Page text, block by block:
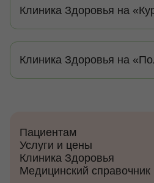
Клиника Здоровья на
Клиника Здоровья на
Пациентам
Услуги и цены
Клиника Здоровья
Медицинский справочник